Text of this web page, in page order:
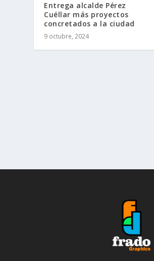
Entrega alcalde Pérez
Cuéllar más proyectos
concretados a la ciudad
9 octubre, 2024